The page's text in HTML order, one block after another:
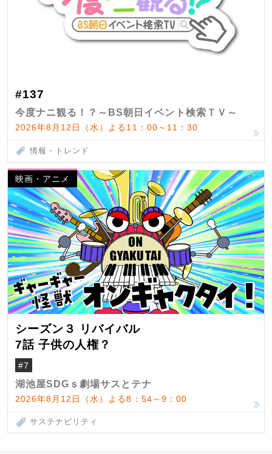
#137
今度ナニ観る！？～BS朝日イベント検索ＴＶ～
2026年8月12日（水）よる11：00～11：30
情報・トレンド
映画・アニメ
シーズン３ リバイバル
7話 子供の人権？
#7
湖池屋SDGｓ劇場サスとテナ
2026年8月12日（水）よる8：54～9：00
サステナビリティ